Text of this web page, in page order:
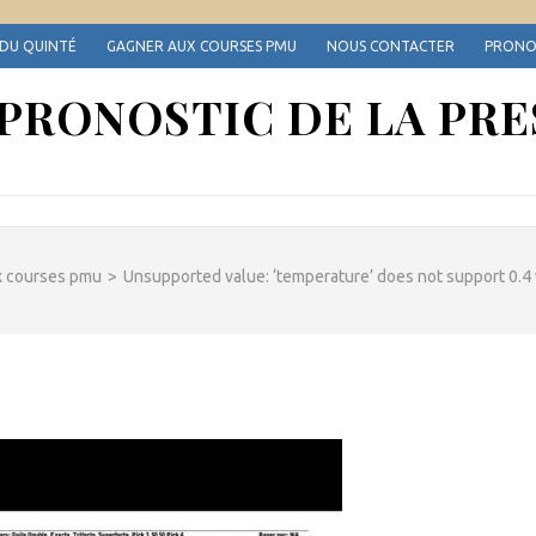
QUINTÉ GAGNER AUX COURSES PMU NOUS CONTACTER
DE LA
courses pmu > Unsupported value: ‘temperature’ does not support